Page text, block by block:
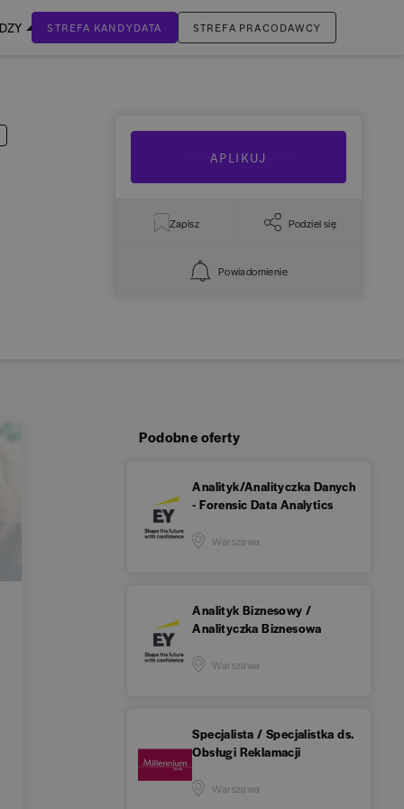
STREFA KANDYDATA STREFA PRACODAWCY
APLIKUJ
Zapisz Podziel się
Powiadomienie
Podobne oferty
Analityk/Analityczka Danych
- Forensic Data Analytics
Warszawa
Analityk Biznesowy /
Analityczka Biznesowa
Warszawa
Specjalista / Specjalistka ds.
Obsługi Reklamacji
Warszawa